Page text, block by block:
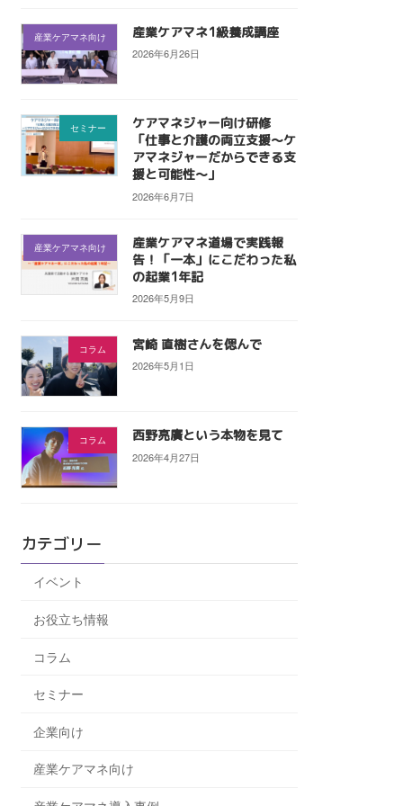
産業ケアマネ向け 産業ケアマネ1級養成講座
2026年6月26日
セミナー
ケアマネジャー向け研修
「仕事と介護の両立支援〜ケ
アマネジャーだからできる支
援と可能性〜」
2026年6月7日
産業ケアマネ向け
産業ケアマネ道場で実践報
告！「一本」にこだわった私
の起業1年記
2026年5月9日
コラム 宮崎 直樹さんを偲んで
2026年5月1日
コラム 西野亮廣という本物を見て
2026年4月27日
カテゴリー
イベント
お役立ち情報
コラム
セミナー
企業向け
産業ケアマネ向け